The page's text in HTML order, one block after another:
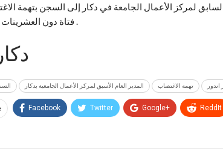
لمركز الأعمال الجامعة في دكار إلى السجن بتهمة
فتاة دون العشرينات من عمرها .
المدير العام الأسبق لمركز الأعمال الجامعية بدكار تهمة الاغتصاب اندور
Facebook Twitter Google+ ReddIt